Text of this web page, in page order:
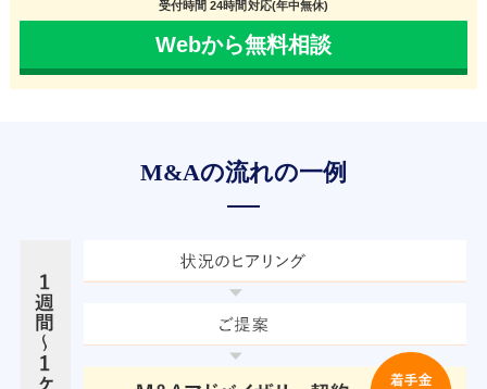
受付時間 24時間対応(年中無休)
Webから無料相談
M&Aの流れの一例